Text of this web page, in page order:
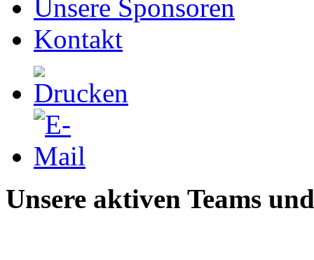
Unsere Sponsoren
Kontakt
Unsere aktiven Teams